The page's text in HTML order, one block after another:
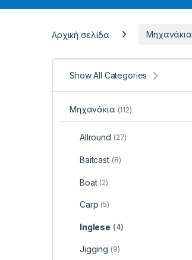
Αρχική σελίδα Μηχανάκια
Show All Categories
Μηχανάκια (112)
Allround (27)
Baitcast (8)
Boat (2)
Carp (5)
Inglese (4)
Jigging (9)